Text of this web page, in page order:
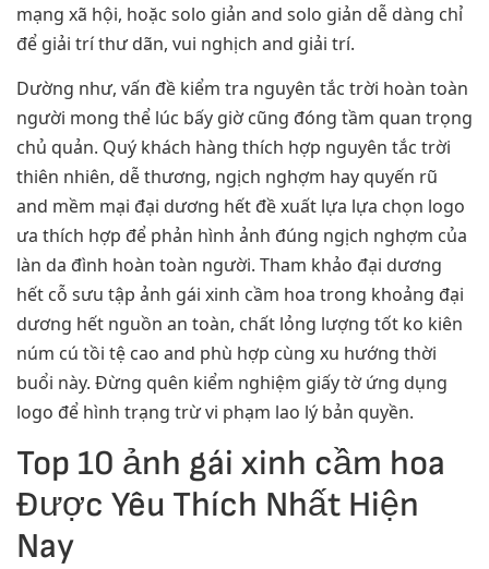
mạng xã hội, hoặc solo giản and solo giản dễ dàng chỉ
để giải trí thư dãn, vui nghịch and giải trí.
Dường như, vấn đề kiểm tra nguyên tắc trời hoàn toàn
người mong thể lúc bấy giờ cũng đóng tầm quan trọng
chủ quản. Quý khách hàng thích hợp nguyên tắc trời
thiên nhiên, dễ thương, ngịch nghợm hay quyến rũ
and mềm mại đại dương hết đề xuất lựa lựa chọn logo
ưa thích hợp để phản hình ảnh đúng ngịch nghợm của
làn da đình hoàn toàn người. Tham khảo đại dương
hết cỗ sưu tập ảnh gái xinh cầm hoa trong khoảng đại
dương hết nguồn an toàn, chất lỏng lượng tốt ko kiên
núm cú tồi tệ cao and phù hợp cùng xu hướng thời
buổi này. Đừng quên kiểm nghiệm giấy tờ ứng dụng
logo để hình trạng trừ vi phạm lao lý bản quyền.
Top 10 ảnh gái xinh cầm hoa
Được Yêu Thích Nhất Hiện
Nay